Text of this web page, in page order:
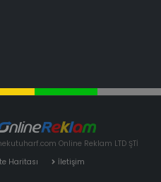
Online Reklam LTD ŞTİ
Haritası İletişim